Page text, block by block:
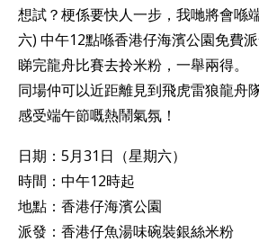
想試？梗係要快人一步，我哋將會喺
六) 中午12點喺香港仔海濱公園免費
睇完龍舟比賽去拎米粉，一舉兩得。
同場仲可以近距離見到飛虎雷狼龍舟
感受端午節嘅熱鬧氣氛！
日期：5月31日（星期六）
時間：中午12時起
地點：香港仔海濱公園
派發：香港仔魚湯味碗裝銀絲米粉